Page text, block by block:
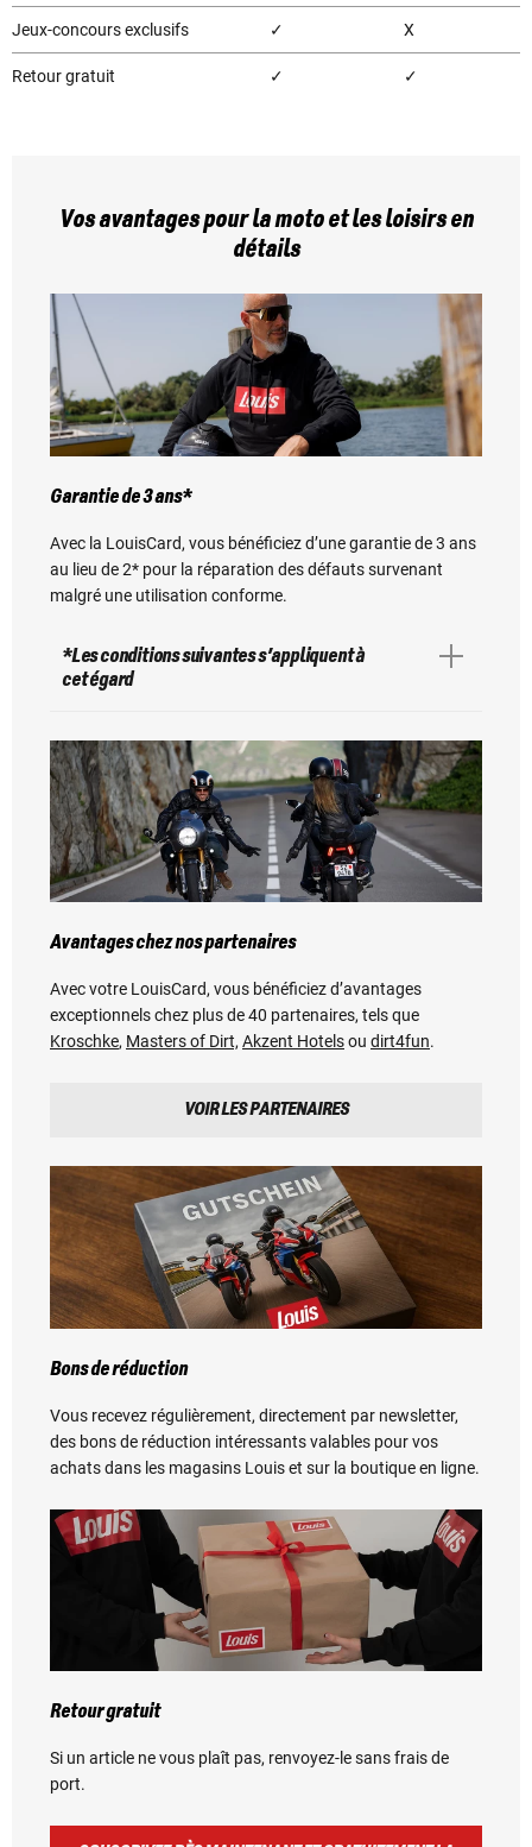
Jeux-concours exclusifs ✓ X
Retour gratuit ✓ ✓
Vos avantages pour la moto et les loisirs en
détails
Garantie de 3 ans*
Avec la LouisCard, vous bénéficiez d’une garantie de 3 ans
au lieu de 2* pour la réparation des défauts survenant
malgré une utilisation conforme.
*Les conditions suivantes s’appliquent à
cet égard
Avantages chez nos partenaires
Avec votre LouisCard, vous bénéficiez d’avantages
exceptionnels chez plus de 40 partenaires, tels que
Kroschke, Masters of Dirt, Akzent Hotelsou dirt4fun.
VOIR LES PARTENAIRES
Bons de réduction
Vous recevez régulièrement, directement par newsletter,
des bons de réduction intéressants valables pour vos
achats dans les magasins Louis et sur la boutique en ligne.
Retour gratuit
Si un article ne vous plaît pas, renvoyez-le sans frais de
port.